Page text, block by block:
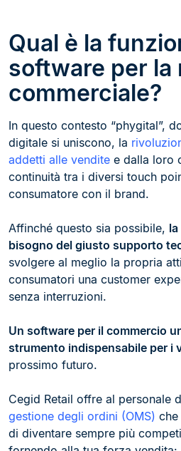
Qual è la
software per la
commerciale?
In questo contesto “phygital”,
digitale si uniscono, la
addetti alle vendite e dalla loro
continuità tra i diversi touch
consumatore con il brand.
Affinché questo sia possibile,
bisogno del giusto supporto
svolgere al meglio la propria
consumatori una customer
senza interruzioni.
Un software per il commercio
strumento indispensabile per i
prossimo futuro.
Cegid Retail offre al personale
gestione degli ordini (OMS)
di diventare sempre più